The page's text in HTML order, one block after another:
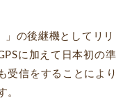
の後継機としてリリ
に加えて日本初の準
受信をすることにより
。